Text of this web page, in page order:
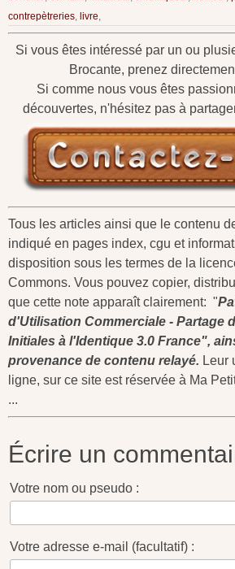
contrepètreries livre
Si vous êtes intéressé par un ou
Brocante, prenez
Si comme nous vous êtes
découvertes, n'hésitez pas à
Tous les articles ainsi que le contenu
indiqué en pages index, cgu et
disposition sous les termes de la
Commons. Vous pouvez copier,
que cette note apparaît clairement: "
d'Utilisation Commerciale - Partage
Initiales à l'Identique 3.0 France",
provenance de contenu relayé. Leur
ligne, sur ce site est réservée à Ma
...
Écrire un
Votre nom ou pseudo :
Votre adresse e-mail (facultatif) :